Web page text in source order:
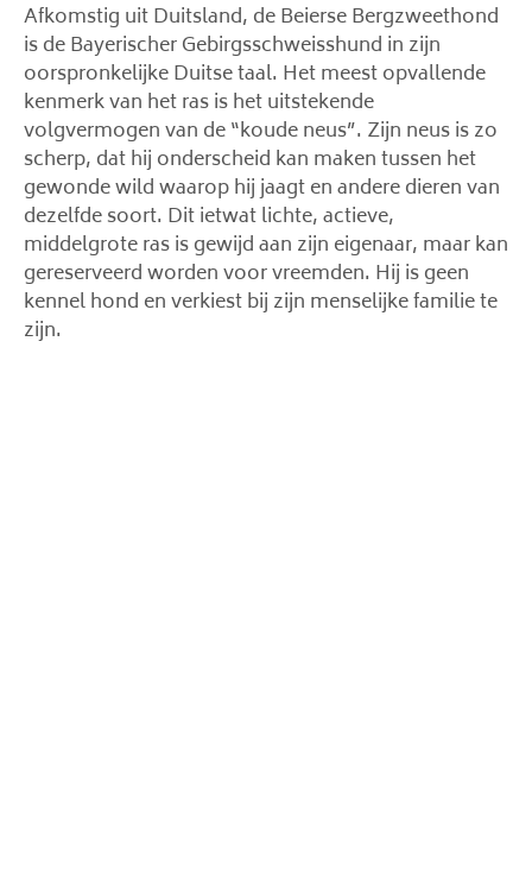
Afkomstig uit Duitsland, de Beierse Bergzweethond
is de Bayerischer Gebirgsschweisshund in zijn
oorspronkelijke Duitse taal. Het meest opvallende
kenmerk van het ras is het uitstekende
volgvermogen van de “koude neus”. Zijn neus is zo
scherp, dat hij onderscheid kan maken tussen het
gewonde wild waarop hij jaagt en andere dieren van
dezelfde soort. Dit ietwat lichte, actieve,
middelgrote ras is gewijd aan zijn eigenaar, maar kan
gereserveerd worden voor vreemden. Hij is geen
kennel hond en verkiest bij zijn menselijke familie te
zijn.